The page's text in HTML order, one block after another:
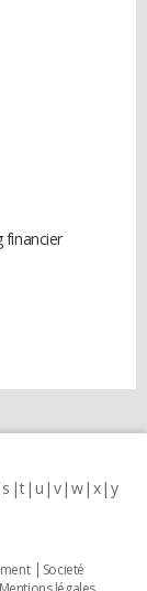
financier
s t u v w x y
Societé